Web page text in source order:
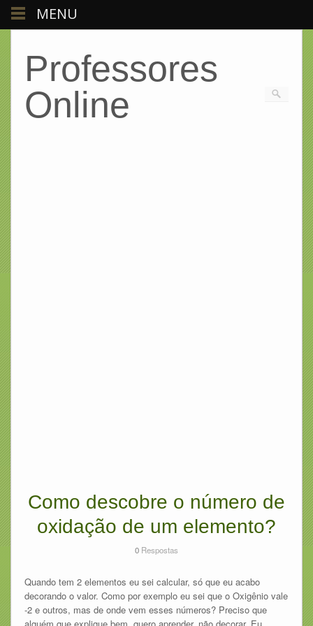
Professores
Online
Como descobre o número de
oxidação de um elemento?
0 Respostas
Quando tem 2 elementos eu sei calcular, só que eu acabo
decorando o valor. Como por exemplo eu sei que o Oxigênio vale
-2 e outros, mas de onde vem esses números? Preciso que
MENU